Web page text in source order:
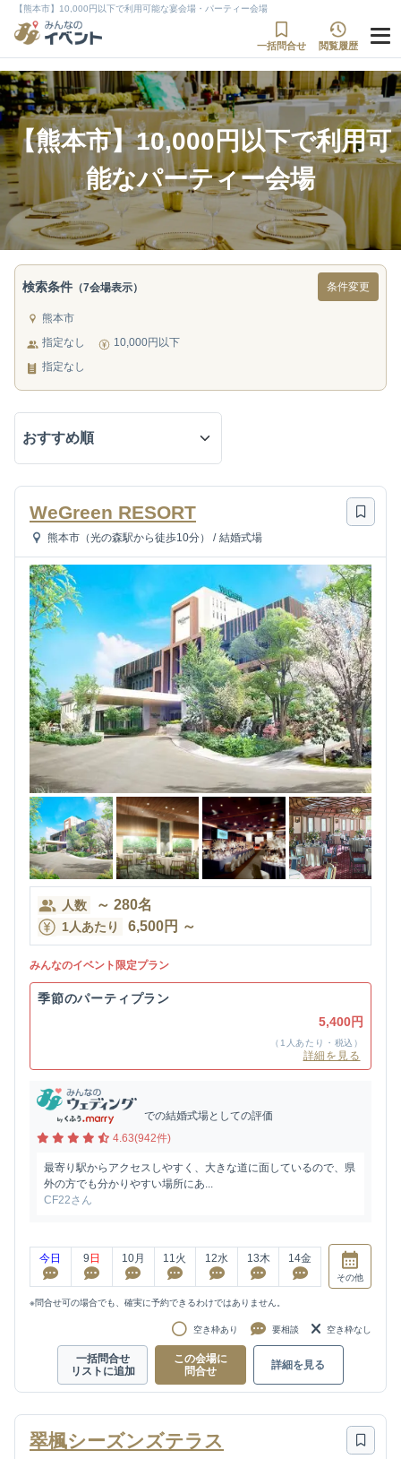
【熊本市】10,000円以下で利用可能な宴会場・パーティー会場
一括問合せ 閲覧履歴
【熊本市】10,000円以下で利用可
能なパーティー会場
検索条件 （7会場表示） 条件変更
熊本市
指定なし
10,000円以下
指定なし
WeGreen RESORT
熊本市（光の森駅から徒歩10分） / 結婚式場
人数 ～ 280名
1人あたり 6,500円 ～
みんなのイベント限定プラン
季節のパーティプラン
5,400円
（1人あたり・税込）
詳細を見る
での結婚式場としての評価
4.63(942件)
最寄り駅からアクセスしやすく、大きな道に面しているので、県
外の方でも分かりやすい場所にあ...
CF22さん
今日 9 日 10月 11 火 12水 13木 14金
その他
※問合せ可の場合でも、確実に予約できるわけではありません。
空き枠あり 要相談 空き枠なし
一括問合せ
リストに追加
この会場に
問合せ
詳細を見る
翠楓シーズンズテラス